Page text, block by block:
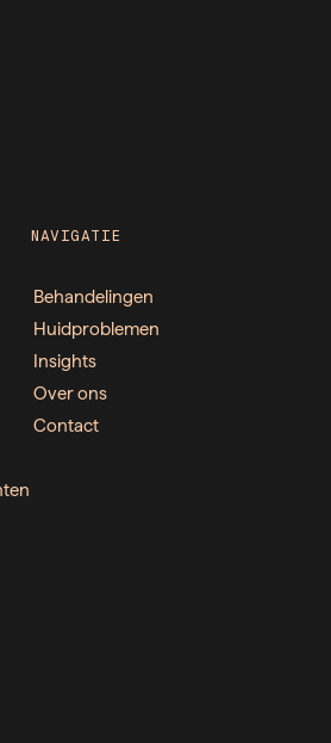
NAVIGATIE
Behandelingen
Huidproblemen
Insights
Over ons
Contact